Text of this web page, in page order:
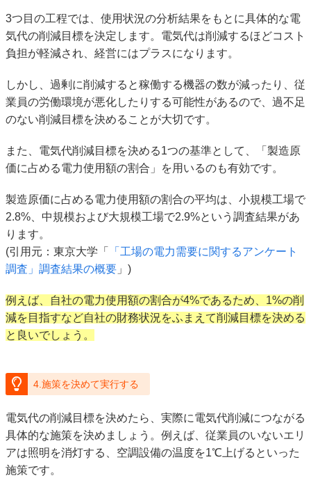
3つ目の工程では、使用状況の分析結果をもとに具体的な電
気代の削減目標を決定します。電気代は削減するほどコスト
負担が軽減され、経営にはプラスになります。
しかし、過剰に削減すると稼働する機器の数が減ったり、従
業員の労働環境が悪化したりする可能性があるので、過不足
のない削減目標を決めることが大切です。
また、電気代削減目標を決める1つの基準として、「製造原
価に占める電力使用額の割合」を用いるのも有効です。
製造原価に占める電力使用額の割合の平均は、小規模工場で
2.8%、中規模および大規模工場で2.9%という調査結果があ
ります。
(引用元：東京大学「
「工場の電力需要に関するアンケート
調査」調査結果の概要 」)
例えば、自社の電力使用額の割合が4%であるため、1%の削
減を目指すなど自社の財務状況をふまえて削減目標を決める
と良いでしょう。
4.施策を決めて実行する
電気代の削減目標を決めたら、実際に電気代削減につながる
具体的な施策を決めましょう。例えば、従業員のいないエリ
アは照明を消灯する、空調設備の温度を1℃上げるといった
施策です。